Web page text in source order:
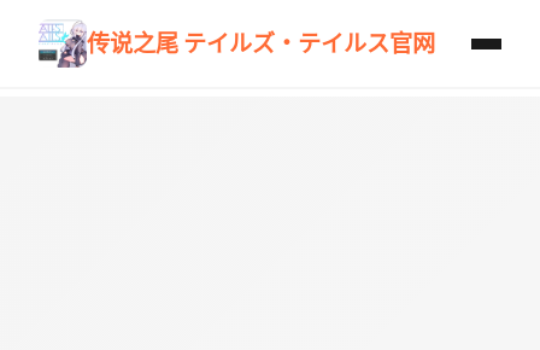
传说之尾 テイルズ・テイルス官网